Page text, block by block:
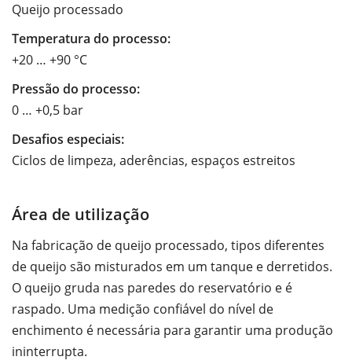
Queijo processado
Temperatura do processo:
+20 … +90 °C
Pressão do processo:
0 … +0,5 bar
Desafios especiais:
Ciclos de limpeza, aderências, espaços estreitos
Área de utilização
Na fabricação de queijo processado, tipos diferentes
de queijo são misturados em um tanque e derretidos.
O queijo gruda nas paredes do reservatório e é
raspado. Uma medição confiável do nível de
enchimento é necessária para garantir uma produção
ininterrupta.